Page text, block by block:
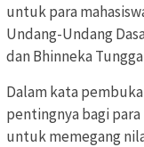
untuk para
Undang-Undang
dan Bhinneka
Dalam kata
pentingnya bagi para
untuk memegang